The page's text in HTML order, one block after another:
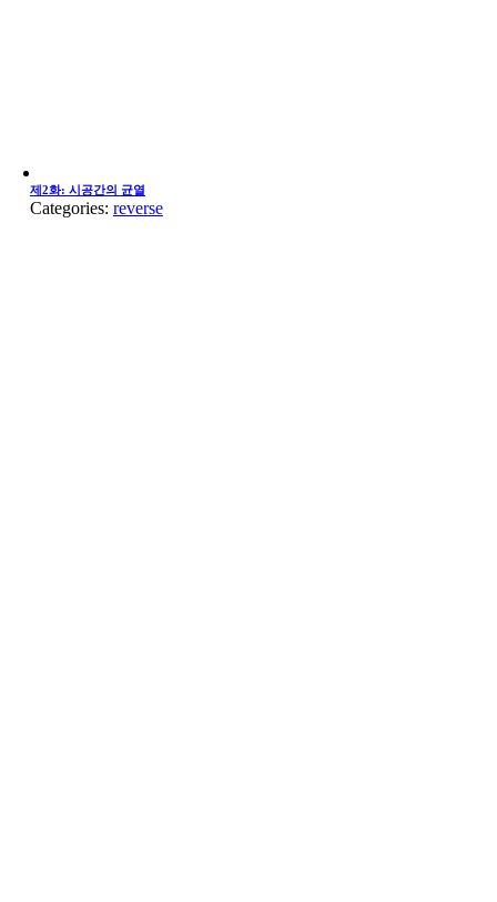
제2화: 시공간의 균열
Categories: reverse